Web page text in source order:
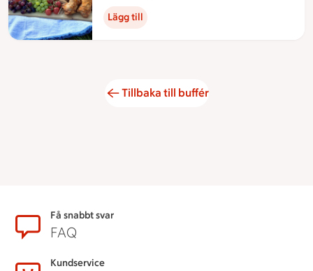
Lägg till
Tillbaka till buffér
SidfotFå snabbt svar
FAQ
Kundservice